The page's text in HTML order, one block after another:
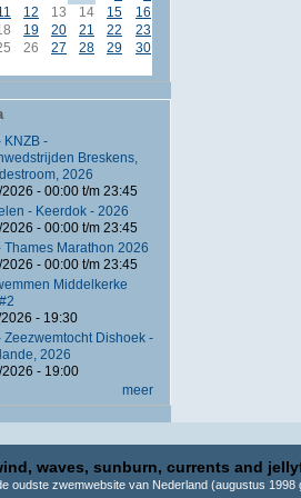
12 13 14 15
16
19 20 21 22
23
26 27 28 29
30
KNZB -
Breskens,
2026
- 00:00t/m 23:45
- Keerdok - 2026
- 00:00t/m 23:45
Thames Marathon 2026
- 00:00t/m 23:45
Middelkerke
- 19:30
Zeezwemtocht Dishoek -
2026
2026 - 19:00
meer
waves, sunburn, currents and
oudste zwemwebsite van Nederland (augustus 1998